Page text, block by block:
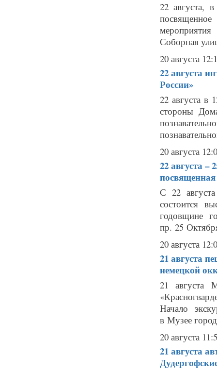
22 августа,
Соборная
20 августа
22 августа
России»
22 августа в
стороны
20 августа
22 августа –
С 22
состоится
годовщине
пр. 25
20 августа
21 августа
немецкой
21 августа
Начало
в Музее
20 августа
21 августа